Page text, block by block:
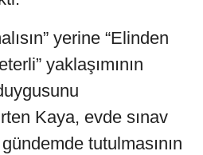
yerine “Elinden
yaklaşımının
Kaya, evde sınav
tutulmasının